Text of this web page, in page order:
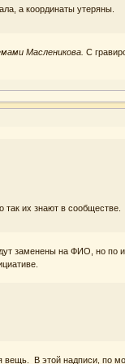
а координаты утеряны.
Масленикова. С
их знают в сообществе.
заменены на ФИО, но по
вещь. В этой надписи, по